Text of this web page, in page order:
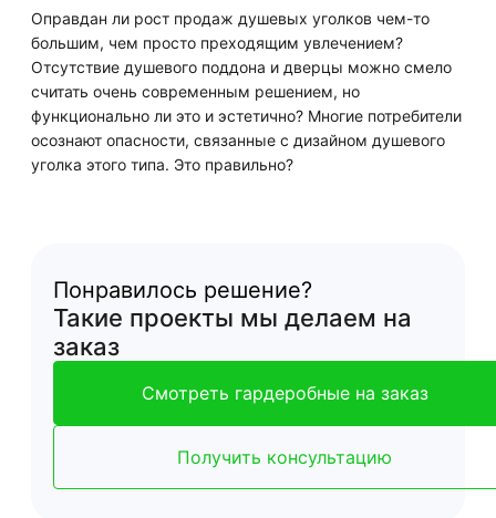
Оправдан ли рост продаж душевых уголков чем-то
большим, чем просто преходящим увлечением?
Отсутствие душевого поддона и дверцы можно смело
считать очень современным решением, но
функционально ли это и эстетично? Многие потребители
осознают опасности, связанные с дизайном душевого
уголка этого типа. Это правильно?
Понравилось решение?
Такие проекты мы делаем на
заказ
Смотреть гардеробные на заказ
Получить консультацию